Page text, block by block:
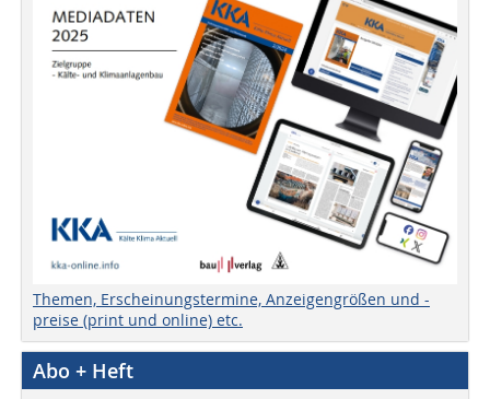
Themen, Erscheinungstermine, Anzeigengrößen und -
preise (print und online) etc.
Abo + Heft